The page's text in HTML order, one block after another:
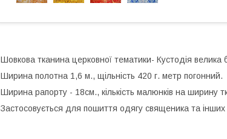
Шовкова тканина церковної тематики- Кустодія велика
Ширина полотна 1,6 м., щільність 420 г. метр погонний.
Ширина рапорту - 18см., кількість малюнків на ширину
Застосовується для пошиття одягу священика та